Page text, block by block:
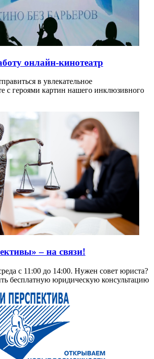
онлайн-кинотеатр
в увлекательное
с героями картин нашего инклюзивного
– на связи!
с 11:00 до 14:00. Нужен совет юриста?
бесплатную юридическую консультацию